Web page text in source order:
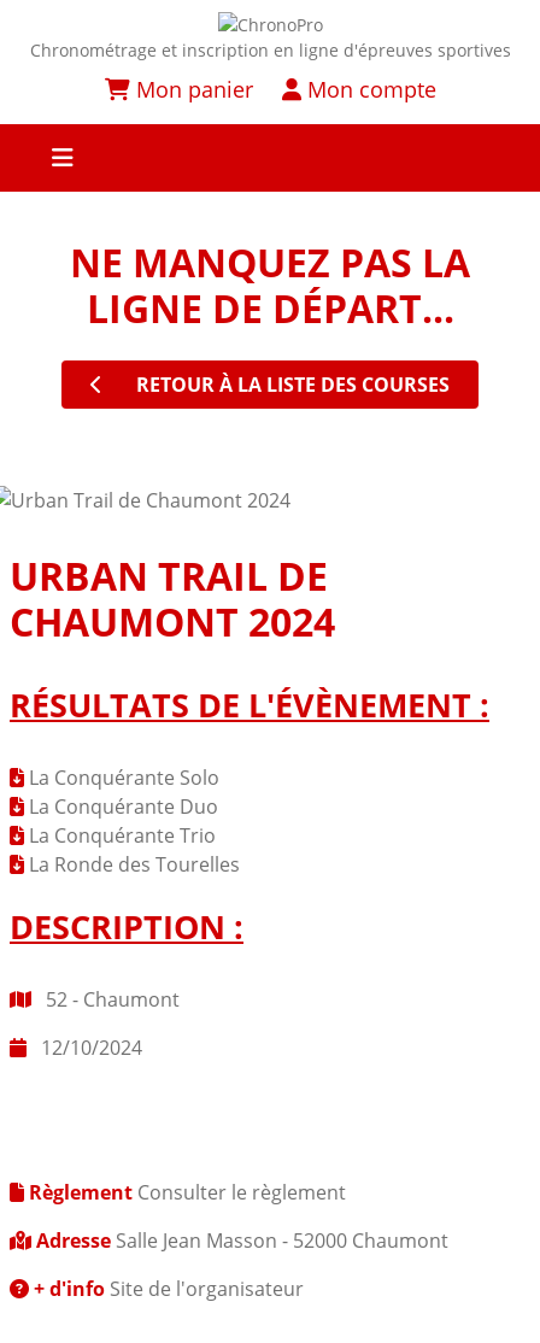
Chronométrage et inscription en ligne d'épreuves sportives
Mon panier Mon compte
NE MANQUEZ PAS LA
LIGNE DE DÉPART...
RETOUR À LA LISTE DES COURSES
URBAN TRAIL DE
CHAUMONT 2024
RÉSULTATS DE L'ÉVÈNEMENT :
La Conquérante Solo
La Conquérante Duo
La Conquérante Trio
La Ronde des Tourelles
DESCRIPTION :
52 - Chaumont
12/10/2024
Règlement Consulter le règlement
Adresse Salle Jean Masson - 52000 Chaumont
+ d'info Site de l'organisateur